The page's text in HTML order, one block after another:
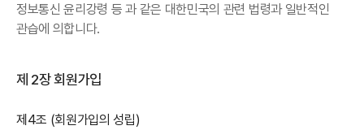
정보통신 윤리강령 등 과 같은 대한민국의 관련 법령과 일반적인
관습에 의합니다.
제 2장 회원가입
제4조 (회원가입의 성립)